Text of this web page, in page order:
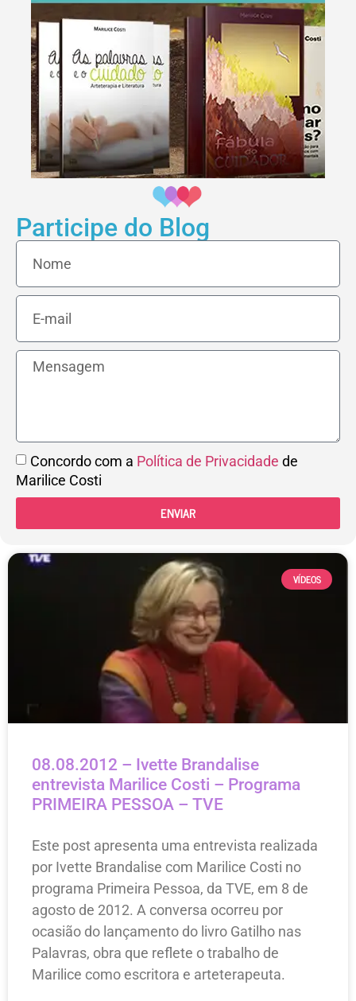
Participe do Blog
Concordo com a Política de Privacidade de
Marilice Costi
ENVIAR
VÍDEOS
08.08.2012 – Ivette Brandalise
entrevista Marilice Costi – Programa
PRIMEIRA PESSOA – TVE
Este post apresenta uma entrevista realizada
por Ivette Brandalise com Marilice Costi no
programa Primeira Pessoa, da TVE, em 8 de
agosto de 2012. A conversa ocorreu por
ocasião do lançamento do livro Gatilho nas
Palavras, obra que reflete o trabalho de
Marilice como escritora e arteterapeuta.